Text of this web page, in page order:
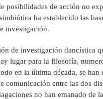
posibilidades de acción no
ha establecido las
investigación.
de investigación dancística
lugar para la filosofía,
en la última década, se han
comunicación entre las dos
no han emanado de